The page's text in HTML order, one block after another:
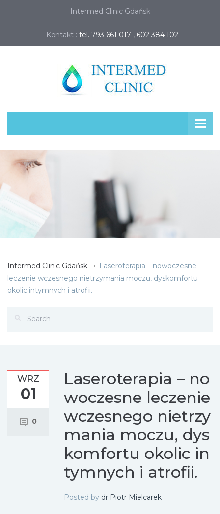
Intermed Clinic Gdańsk
Kontakt : tel. 793 661 017 , 602 384 102
Intermed Clinic Gdańsk
Laseroterapia – nowoczesne
leczenie wczesnego nietrzymania moczu, dyskomfortu
okolic intymnych i atrofii.
WRZ
01
0
Laseroterapia – no
woczesne leczenie
wczesnego nietrzy
mania moczu, dys
komfortu okolic in
tymnych i atrofii.
Posted by dr Piotr Mielcarek